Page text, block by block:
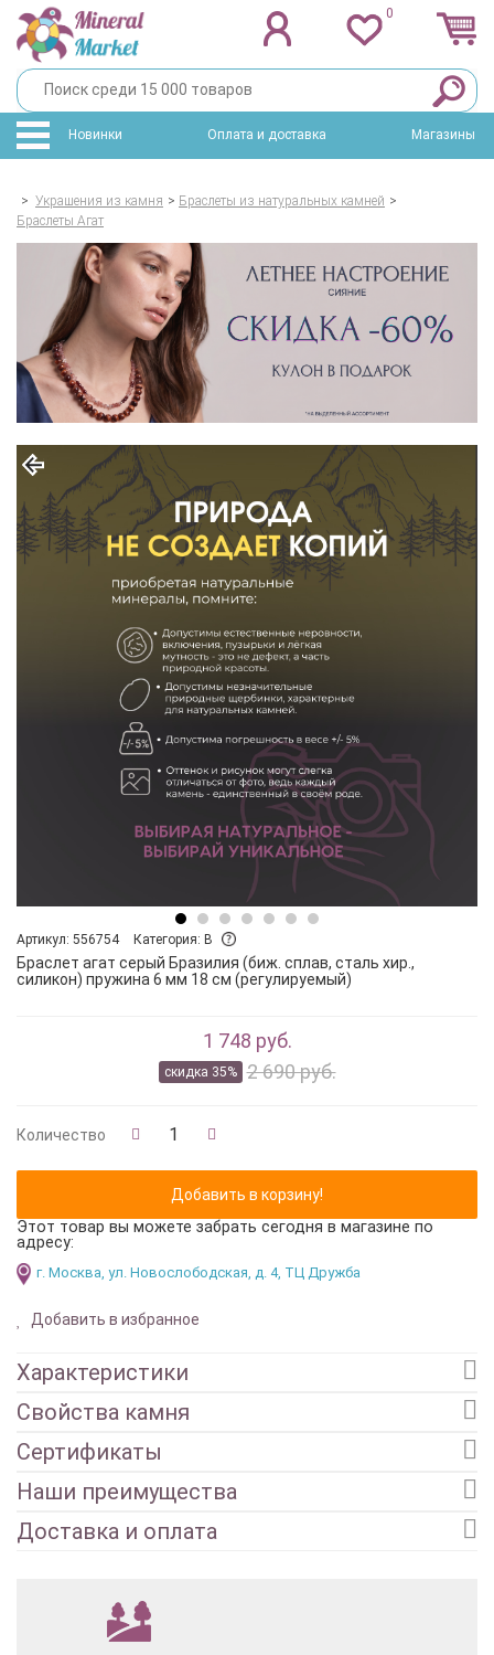
0
Новинки Оплата и доставка Магазины
> Украшения из камня > Браслеты из натуральных камней >
Браслеты Агат
Артикул: 556754 Категория: B
Браслет агат серый Бразилия (биж. сплав, сталь хир.,
силикон) пружина 6 мм 18 см (регулируемый)
1 748 руб.
скидка 35% 2 690 руб.
Количество
Этот товар вы можете забрать сегодня в магазине по
адресу:
г. Москва, ул. Новослободская, д. 4, ТЦ Дружба
Добавить в избранное
Характеристики
Свойства камня
Сертификаты
Наши преимущества
Доставка и оплата